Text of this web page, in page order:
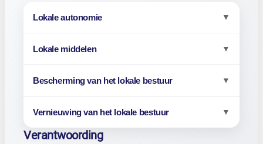
Lokale autonomie ▼
Lokale middelen ▼
Bescherming van het lokale bestuur ▼
Vernieuwing van het lokale bestuur ▼
Verantwoording